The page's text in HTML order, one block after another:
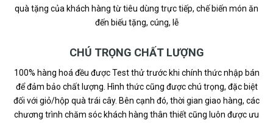
quà tặng của khách hàng từ tiêu dùng trực tiếp, chế biến món ăn
đến biếu tặng, cúng, lễ
CHÚ TRỌNG CHẤT LƯỢNG
100% hàng hoá đều được Test thử trước khi chính thức nhập bán
để đảm bảo chất lượng. Hình thức cũng được chú trọng, đặc biệt
đối với giỏ/hộp quà trái cây. Bên cạnh đó, thời gian giao hàng, các
chương trình chăm sóc khách hàng thân thiết cũng luôn được ưu